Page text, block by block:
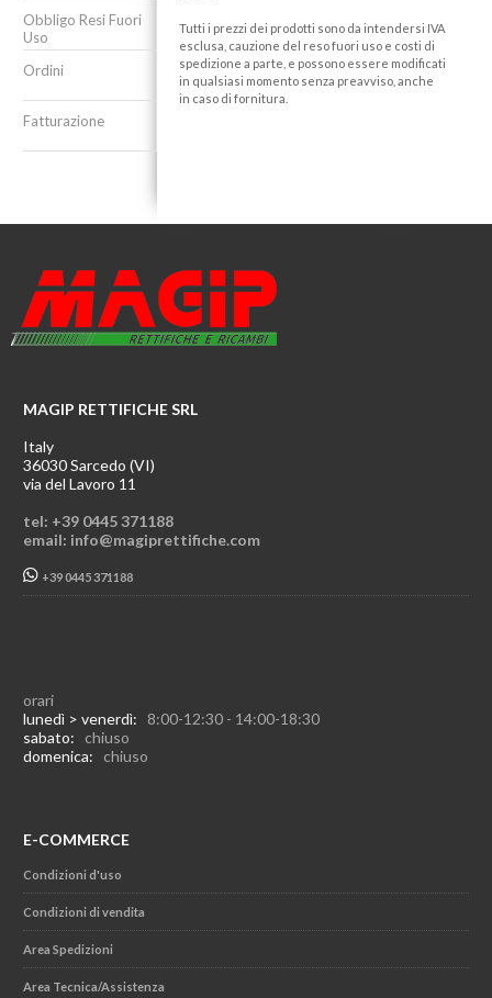
Obbligo Resi Fuori
Uso
Ordini
Fatturazione
Tutti i prezzi dei prodotti sono da intendersi IVA
esclusa, cauzione del reso fuori uso e costi di
spedizione a parte, e possono essere modificati
in qualsiasi momento senza preavviso, anche
in caso di fornitura.
MAGIP RETTIFICHE SRL
Italy
36030 Sarcedo (VI)
via del Lavoro 11
tel: +39 0445 371188
email: info@magiprettifiche.com
+39 0445 371188
orari
lunedì > venerdì: 8:00-12:30 - 14:00-18:30
sabato: chiuso
domenica: chiuso
E-COMMERCE
Condizioni d'uso
Condizioni di vendita
Area Spedizioni
Area Tecnica/Assistenza